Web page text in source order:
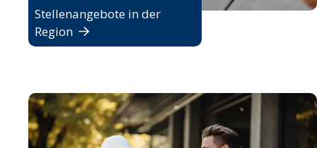
Stellenangebote in der
Region